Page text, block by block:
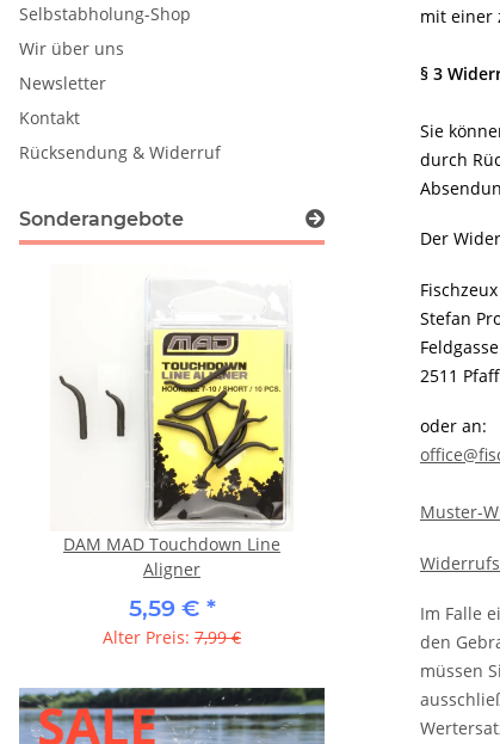
mit einer
§ 3
Sie
durch
Der
Stefan
2511
oder an:
Muster-
Im Falle
den
müssen
Selbstabholung-Shop
Wir über uns
Newsletter
Kontakt
Rücksendung & Widerruf
Sonderangebote
DAM MAD Touchdown Line
Aligner
5,59 € *
Alter Preis: 7,99 €
Alter Preis: